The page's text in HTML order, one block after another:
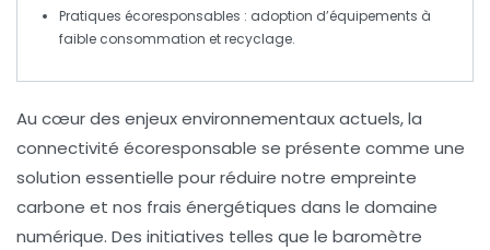
Pratiques écoresponsables : adoption d’équipements à
faible consommation et recyclage.
Au cœur des enjeux environnementaux actuels, la
connectivité écoresponsable se présente comme une
solution essentielle pour réduire notre empreinte
carbone et nos frais énergétiques dans le domaine
numérique. Des initiatives telles que le baromètre